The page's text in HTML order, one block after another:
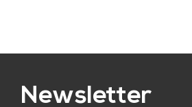
Newsletter